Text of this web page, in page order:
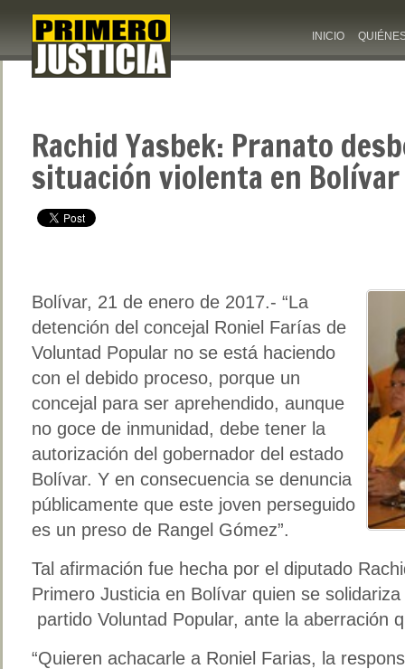
INICIO
Rachid Yasbek: Pranato
situación violenta en Bolívar
Bolívar, 21 de enero de 2017.- “La
detención del concejal Roniel Farías de
Voluntad Popular no se está haciendo
con el debido proceso, porque un
concejal para ser aprehendido, aunque
no goce de inmunidad, debe tener la
autorización del gobernador del estado
Bolívar. Y en consecuencia se denuncia
públicamente que este joven perseguido
es un preso de Rangel Gómez”.
Tal afirmación fue hecha por el diputado
Primero Justicia en Bolívar quien se
partido Voluntad Popular, ante la aberración
“Quieren achacarle a Roniel Farias, la